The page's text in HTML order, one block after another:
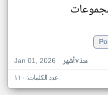
Jan 01, 2026
منذ ٧ أشهر
عدد الكلمات: ١١٠